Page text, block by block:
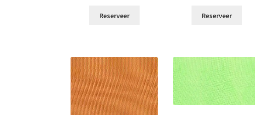
Reserveer Reserveer